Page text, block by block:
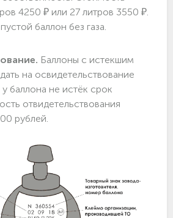
4250 ₽ или 27 литров 3550 ₽.
баллон без газа.
Баллоны с истекшим
на освидетельствование
баллона не истёк срок
отвидетельствования
рублей.